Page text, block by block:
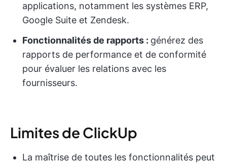
applications, notamment les systèmes ERP,
Google Suite et Zendesk.
Fonctionnalités de rapports : générez des
rapports de performance et de conformité
pour évaluer les relations avec les
fournisseurs.
Limites de ClickUp
La maîtrise de toutes les fonctionnalités peut